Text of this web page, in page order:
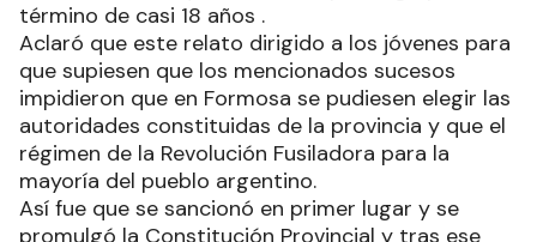
término de casi 18 años .
Aclaró que este relato dirigido a los jóvenes para
que supiesen que los mencionados sucesos
impidieron que en Formosa se pudiesen elegir las
autoridades constituidas de la provincia y que el
régimen de la Revolución Fusiladora para la
mayoría del pueblo argentino.
Así fue que se sancionó en primer lugar y se